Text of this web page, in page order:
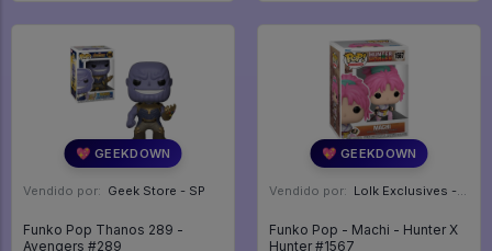
💖 GEEKDOWN
Vendido por: Geek Store - SP
Funko Pop Thanos 289 -
Avengers #289
💖 GEEKDOWN
Vendido por: Lolk Exclusives - SP
Funko Pop - Machi - Hunter X
Hunter #1567